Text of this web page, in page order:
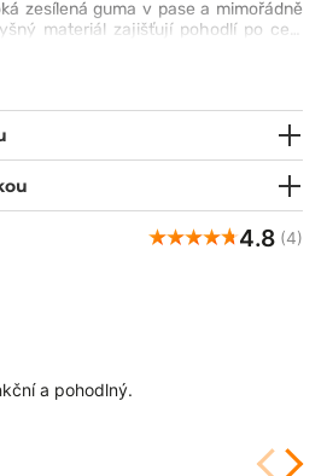
zesílená guma v pase a mimořádně
materiál zajišťují pohodlí po celé
až 5 kapes, včetně dvojité cargo
pomůcky můžete mít vždy po ruce.
4.8 (4)
a pohodlný.